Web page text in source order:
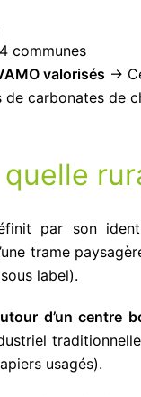
communes
valorisés →
de carbonates de
par son
trame
label).
d’un centre
usagés).